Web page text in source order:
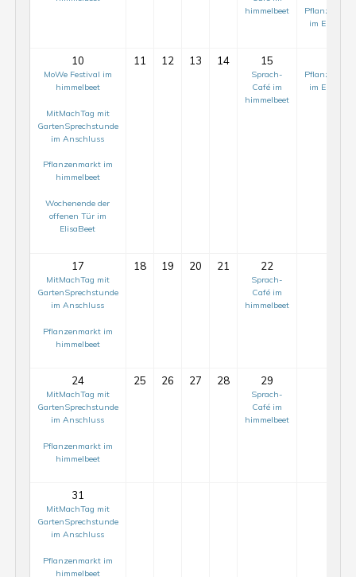
himmelbeet
im
10
MoWe Festival im
himmelbeet
MitMachTag mit
GartenSprechstunde
im Anschluss
Pflanzenmarkt im
himmelbeet
Wochenende der
offenen Tür im
ElisaBeet
11 12 13 14 15
Sprach-
Café im
himmelbeet
im
17
MitMachTag mit
GartenSprechstunde
im Anschluss
Pflanzenmarkt im
himmelbeet
18 19 20 21 22
Sprach-
Café im
himmelbeet
24
MitMachTag mit
GartenSprechstunde
im Anschluss
Pflanzenmarkt im
himmelbeet
25 26 27 28 29
Sprach-
Café im
himmelbeet
31
MitMachTag mit
GartenSprechstunde
im Anschluss
Pflanzenmarkt im
himmelbeet
Mit-
Mach-